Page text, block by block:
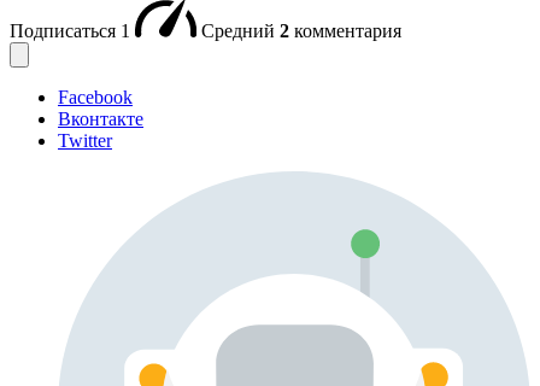
Подписаться 1 Средний 2 комментария
Facebook
Вконтакте
Twitter